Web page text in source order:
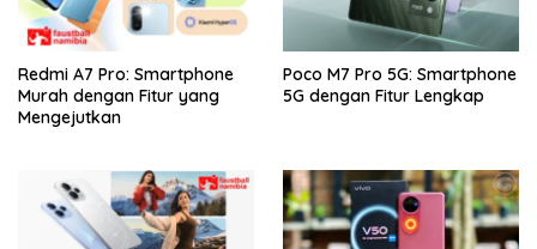
Redmi A7 Pro: Smartphone
Murah dengan Fitur yang
Mengejutkan
Poco M7 Pro 5G: Smartphone
5G dengan Fitur Lengkap